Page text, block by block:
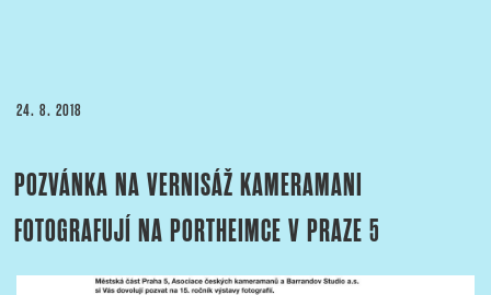
PUBLIKOVÁNO
24. 8. 2018
POZVÁNKA NA VERNISÁŽ KAMERAMANI
FOTOGRAFUJÍ NA PORTHEIMCE V PRAZE 5